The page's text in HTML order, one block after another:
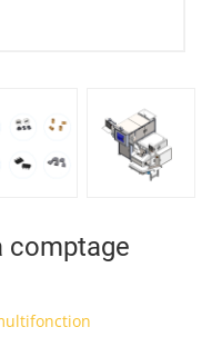
comptage